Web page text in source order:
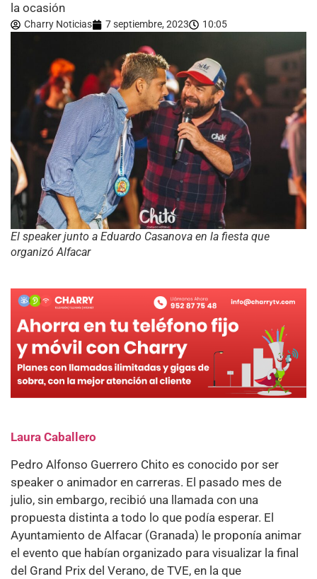
la ocasión
Charry Noticias 7 septiembre, 2023 10:05
El speaker junto a Eduardo Casanova en la fiesta que
organizó Alfacar
Laura Caballero
Pedro Alfonso Guerrero Chito es conocido por ser
speaker o animador en carreras. El pasado mes de
julio, sin embargo, recibió una llamada con una
propuesta distinta a todo lo que podía esperar. El
Ayuntamiento de Alfacar (Granada) le proponía animar
el evento que habían organizado para visualizar la final
del Grand Prix del Verano, de TVE, en la que